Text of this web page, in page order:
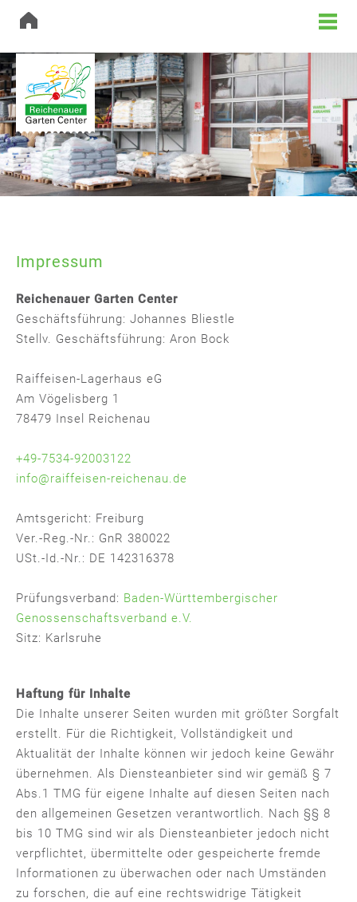
Impressum
Reichenauer Garten Center
Geschäftsführung: Johannes Bliestle
Stellv. Geschäftsführung: Aron Bock
Raiffeisen-Lagerhaus eG
Am Vögelisberg 1
78479 Insel Reichenau
+49-7534-92003122
info@raiffeisen-reichenau.de
Amtsgericht: Freiburg
Ver.-Reg.-Nr.: GnR 380022
USt.-Id.-Nr.: DE 142316378
Prüfungsverband: Baden-Württembergischer
Genossenschaftsverband e.V.
Sitz: Karlsruhe
Haftung für Inhalte
Die Inhalte unserer Seiten wurden mit größter Sorgfalt
erstellt. Für die Richtigkeit, Vollständigkeit und
Aktualität der Inhalte können wir jedoch keine Gewähr
übernehmen. Als Diensteanbieter sind wir gemäß § 7
Abs.1 TMG für eigene Inhalte auf diesen Seiten nach
den allgemeinen Gesetzen verantwortlich. Nach §§ 8
bis 10 TMG sind wir als Diensteanbieter jedoch nicht
verpflichtet, übermittelte oder gespeicherte fremde
Informationen zu überwachen oder nach Umständen
zu forschen, die auf eine rechtswidrige Tätigkeit